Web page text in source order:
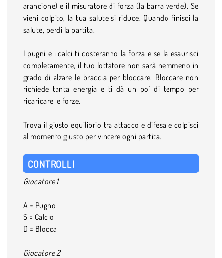
arancione) e il misuratore di forza (la barra verde). Se
vieni colpito, la tua salute si riduce. Quando finisci la
salute, perdi la partita.
I pugni e i calci ti costeranno la forza e se la esaurisci
completamente, il tuo lottatore non sarà nemmeno in
grado di alzare le braccia per bloccare. Bloccare non
richiede tanta energia e ti dà un po' di tempo per
ricaricare le forze.
Trova il giusto equilibrio tra attacco e difesa e colpisci
al momento giusto per vincere ogni partita.
CONTROLLI
Giocatore 1
A = Pugno
S = Calcio
D = Blocca
Giocatore 2